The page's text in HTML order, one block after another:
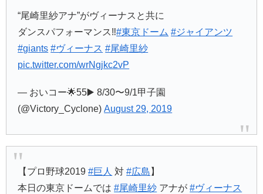
“尾崎里紗アナ”がヴィーナスと共に
ダンスパフォーマンス‼︎#東京ドーム #ジャイアンツ
#giants #ヴィーナス #尾崎里紗
pic.twitter.com/wrNgjkc2vP
— おいコー🌟55▶️ 8/30〜9/1甲子園
(@Victory_Cyclone)August 29, 2019
【プロ野球2019#巨人 対#広島 】
本日の東京ドームでは#尾崎里紗 アナが#ヴィーナス